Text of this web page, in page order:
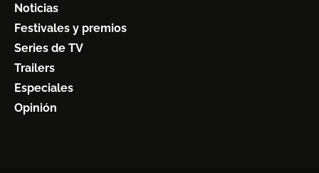
Noticias
Festivales y premios
Series de TV
Trailers
Especiales
Opinión